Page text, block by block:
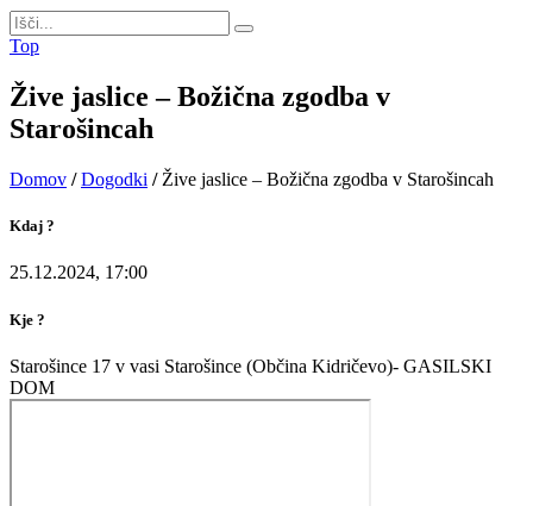
Top
Žive jaslice – Božična zgodba v
Starošincah
Domov / Dogodki / Žive jaslice – Božična zgodba v Starošincah
Kdaj ?
25.12.2024, 17:00
Kje ?
Starošince 17 v vasi Starošince (Občina Kidričevo)- GASILSKI
DOM